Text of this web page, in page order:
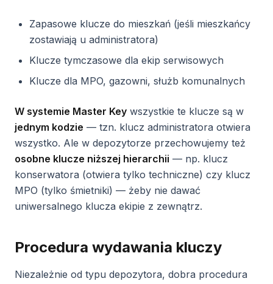
Zapasowe klucze do mieszkań (jeśli mieszkańcy
zostawiają u administratora)
Klucze tymczasowe dla ekip serwisowych
Klucze dla MPO, gazowni, służb komunalnych
W systemie Master Key wszystkie te klucze są w
jednym kodzie — tzn. klucz administratora otwiera
wszystko. Ale w depozytorze przechowujemy też
osobne klucze niższej hierarchii — np. klucz
konserwatora (otwiera tylko techniczne) czy klucz
MPO (tylko śmietniki) — żeby nie dawać
uniwersalnego klucza ekipie z zewnątrz.
Procedura wydawania kluczy
Niezależnie od typu depozytora, dobra procedura